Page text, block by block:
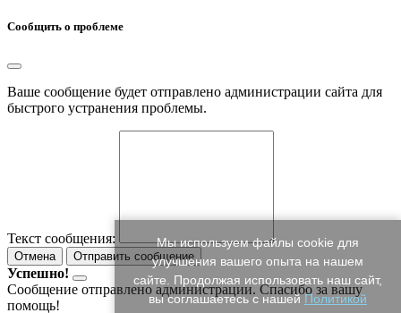
Сообщить о проблеме
Ваше сообщение будет отправлено администрации сайта для
быстрого устранения проблемы.
Текст сообщения:
Отмена Отправить сообщение
Успешно!
Сообщение отправлено администрации. Спасибо за вашу
помощь!
Мы используем файлы cookie для
улучшения вашего опыта на нашем
сайте. Продолжая использовать наш сайт,
вы соглашаетесь с нашейПолитикой